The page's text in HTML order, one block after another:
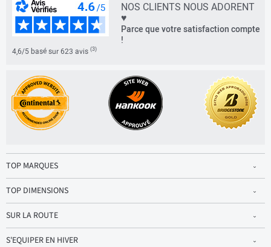
NOS CLIENTS NOUS ADORENT
♥
Parce que votre satisfaction compte
!
4,6/5 basé sur 623 avis (3)
TOP MARQUES
TOP DIMENSIONS
SUR LA ROUTE
S'EQUIPER EN HIVER